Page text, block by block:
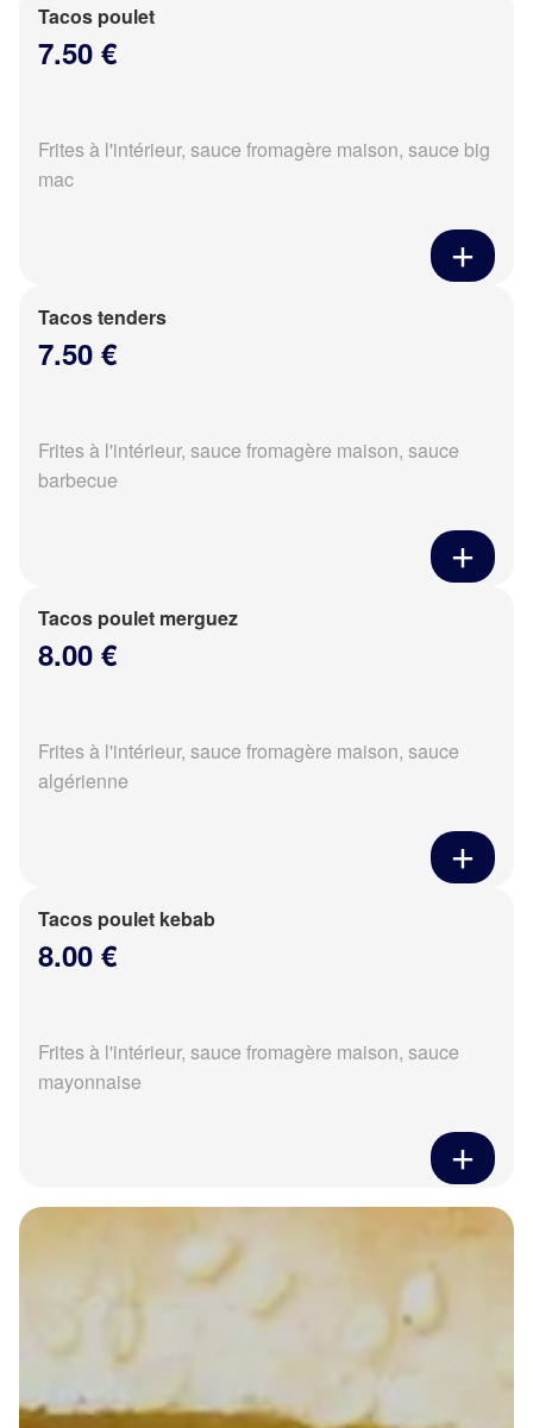
Tacos poulet
7.50 €
Frites à l'intérieur, sauce fromagère maison, sauce big
mac
Tacos tenders
7.50 €
Frites à l'intérieur, sauce fromagère maison, sauce
barbecue
Tacos poulet merguez
8.00 €
Frites à l'intérieur, sauce fromagère maison, sauce
algérienne
Tacos poulet kebab
8.00 €
Frites à l'intérieur, sauce fromagère maison, sauce
mayonnaise